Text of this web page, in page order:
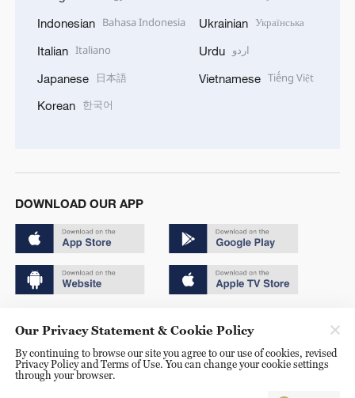
Indonesian Bahasa Indonesia
Italian Italiano
Japanese 日本語
Korean 한국어
Ukrainian Українська
Urdu اردو
Vietnamese Tiếng Việt
DOWNLOAD OUR APP
京ICP备20000184号
京公网安备 11010502050052号
Our Privacy Statement & Cookie Policy
By continuing to browse our site you agree to our use of cookies, revised
Privacy Policy and Terms of Use. You can change your cookie settings
through your browser.